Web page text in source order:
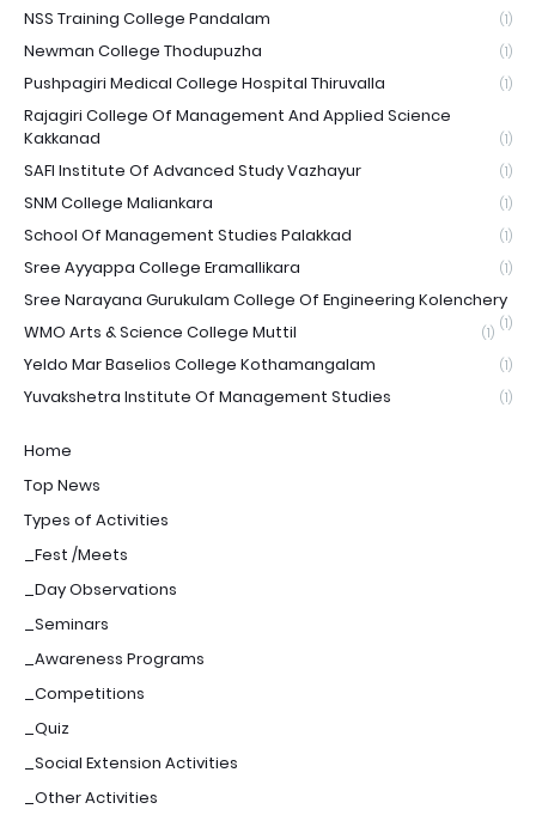
NSS Training College Pandalam (1)
Newman College Thodupuzha (1)
Pushpagiri Medical College Hospital Thiruvalla (1)
Rajagiri College Of Management And Applied Science
Kakkanad
(1)
SAFI Institute Of Advanced Study Vazhayur (1)
SNM College Maliankara (1)
School Of Management Studies Palakkad (1)
Sree Ayyappa College Eramallikara (1)
Sree Narayana Gurukulam College Of Engineering Kolenchery
(1)
WMO Arts & Science College Muttil (1)
Yeldo Mar Baselios College Kothamangalam (1)
Yuvakshetra Institute Of Management Studies (1)
Home
Top News
Types of Activities
_Fest /Meets
_Day Observations
_Seminars
_Awareness Programs
_Competitions
_Quiz
_Social Extension Activities
_Other Activities